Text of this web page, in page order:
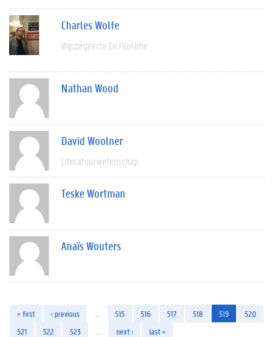
Charles Wolfe
Wijsbegeerte En Filosofie
Nathan Wood
David Woolner
Literatuurwetenschap
Teske Wortman
Anaïs Wouters
« first ‹ previous 515 516 517 518 519
520
521
522 523 next › last »